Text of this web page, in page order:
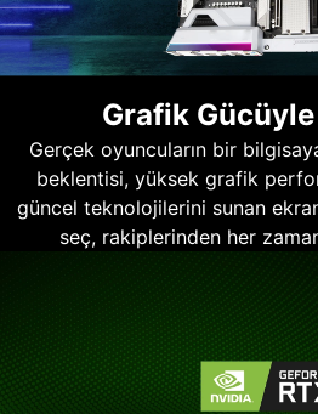
Grafik
Gerçek oyuncuların bir
beklentisi, yüksek grafik
güncel teknolojilerini sunan
seç, rakiplerinden her